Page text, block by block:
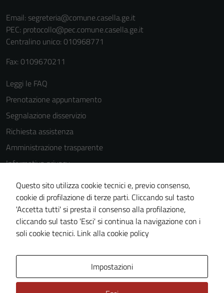
Email: segreteria@comune.casella.ge.it
PEC: protocollo@pec.comune.casella.ge.it
Centralino unico: 010968771
Fax: 0109670211
Leggi le FAQ
Prenotazione appuntamento
Segnalazione disservizio
Richiesta assistenza
Amministrazione trasparente
Informativa privacy
Cookie Policy
Note legali
Dichiarazione di accessibilità
Piano di miglioramento del sito
Questo sito utilizza cookie tecnici e, previo consenso,
cookie di profilazione di terze parti. Cliccando sul tasto
'Accetta tutti' si presta il consenso alla profilazione,
cliccando sul tasto 'Esci' si continua la navigazione con i
soli cookie tecnici. Link alla cookie policy
Impostazioni
del sito e non
essere
disabilitati.
Questi cookie
non raccolgono
informazioni
Terze parti